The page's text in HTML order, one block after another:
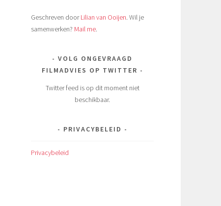
Geschreven doorLilian van Ooijen. Wil je
samenwerken? Mail me.
VOLG ONGEVRAAGD
FILMADVIES OP TWITTER
Twitter feed is op dit moment niet
beschikbaar.
PRIVACYBELEID
Privacybeleid